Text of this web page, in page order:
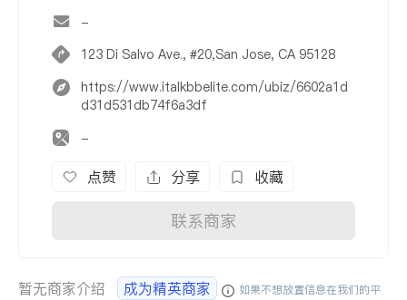
-
123 Di Salvo Ave., #20,San Jose, CA 95128
https://www.italkbbelite.com/ubiz/6602a1d
d31d531db74f6a3df
-
点赞 分享 收藏
联系商家
暂无商家介绍 成为精英商家
如果不想放置信息在我们的平